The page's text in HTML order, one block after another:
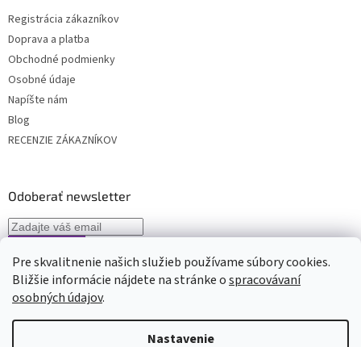
Pre skvalitnenie našich služieb používame súbory cookies.
Bližšie informácie nájdete na stránke ospracovávaní
osobných údajov.
Nastavenie
Registrácia zákazníkov
Doprava a platba
Obchodné podmienky
Osobné údaje
Napíšte nám
Blog
RECENZIE ZÁKAZNÍKOV
Odoberať newsletter
Vložením e-mailu súhlasíte spodmienkami spracovávania osobných
údajov
Vytvoril Shoptet